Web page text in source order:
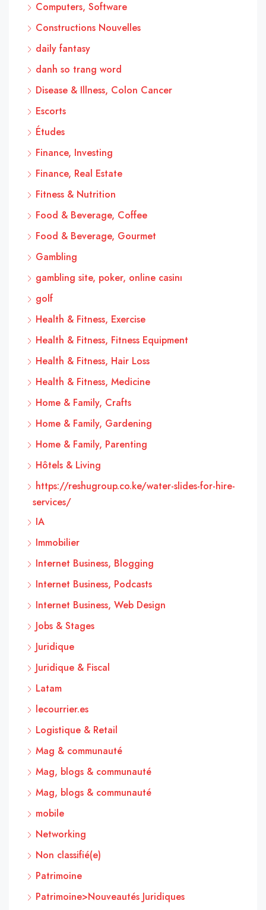
Computers, Software
Constructions Nouvelles
daily fantasy
danh so trang word
Disease & Illness, Colon Cancer
Escorts
Études
Finance, Investing
Finance, Real Estate
Fitness & Nutrition
Food & Beverage, Coffee
Food & Beverage, Gourmet
Gambling
gambling site, poker, online casinı
golf
Health & Fitness, Exercise
Health & Fitness, Fitness Equipment
Health & Fitness, Hair Loss
Health & Fitness, Medicine
Home & Family, Crafts
Home & Family, Gardening
Home & Family, Parenting
Hôtels & Living
https://reshugroup.co.ke/water-slides-for-hire-
services/
IA
Immobilier
Internet Business, Blogging
Internet Business, Podcasts
Internet Business, Web Design
Jobs & Stages
Juridique
Juridique & Fiscal
Latam
lecourrier.es
Logistique & Retail
Mag & communauté
Mag, blogs & communauté
Mag, blogs & communauté
mobile
Networking
Non classifié(e)
Patrimoine
Patrimoine>Nouveautés Juridiques